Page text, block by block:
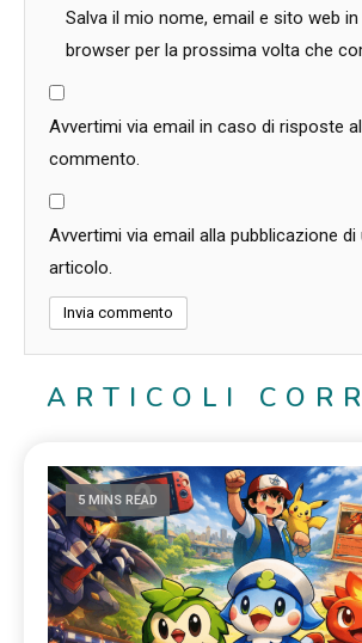
Salva il mio nome, email e sito web
browser per la prossima volta che
Avvertimi via email in caso di risposte
commento.
Avvertimi via email alla pubblicazione di
articolo.
ARTICOLI
5 MINS READ